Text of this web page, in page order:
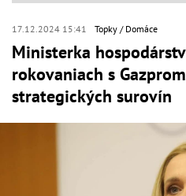
17.12.2024 15:41 Topky Domáce
Ministerka
rokovaniach s
strategických surovín